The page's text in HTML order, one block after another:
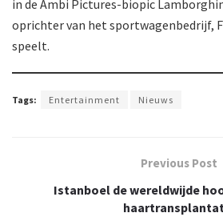
in de Ambi Pictures-biopic
oprichter van het sportwagenbedrijf,
speelt.
Tags: Entertainment Nieuws
Previous Post
Istanboel de wereldwijde